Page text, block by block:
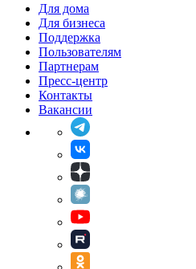
Для дома
Для бизнеса
Поддержка
Пользователям
Партнерам
Пресс-центр
Контакты
Вакансии